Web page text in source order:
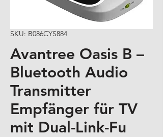
SKU: B086CYS884
Avantree Oasis B –
Bluetooth Audio
Transmitter
Empfänger für TV
mit Dual-Link-Fu